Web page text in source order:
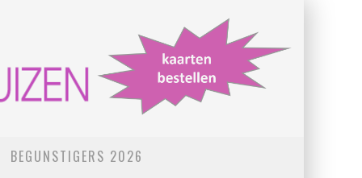
BEGUNSTIGERS 2026